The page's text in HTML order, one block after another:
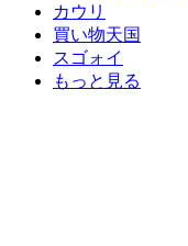
カウリ
買い物天国
スゴォイ
もっと見る